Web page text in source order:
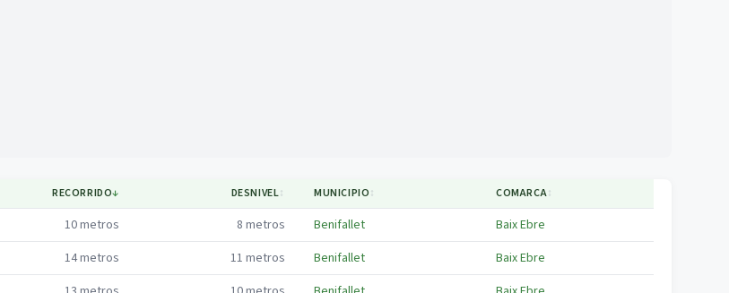
RECORRIDO↓ DESNIVEL↕ MUNICIPIO↕ COMARCA↕
10metros 8 metros Benifallet
Baix Ebre
14metros 11 metros Benifallet
Baix Ebre